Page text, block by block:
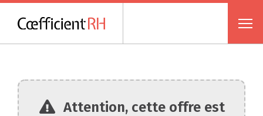
Attention, cette offre est